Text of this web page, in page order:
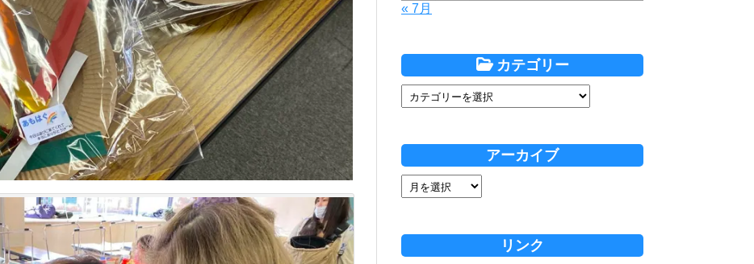
« 7月
カテゴリー
アーカイブ
リンク